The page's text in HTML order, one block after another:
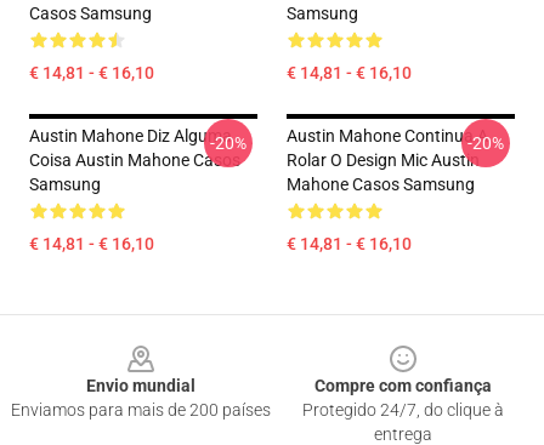
Casos Samsung
€ 14,81 - € 16,10
Samsung
€ 14,81 - € 16,10
Austin Mahone Diz Alguma
Coisa Austin Mahone Casos
Samsung
€ 14,81 - € 16,10
-20%
Austin Mahone Continua A
Rolar O Design Mic Austin
Mahone Casos Samsung
€ 14,81 - € 16,10
-20%
Envio mundial
Enviamos para mais de 200 países
Compre com confiança
Protegido 24/7, do clique à
entrega